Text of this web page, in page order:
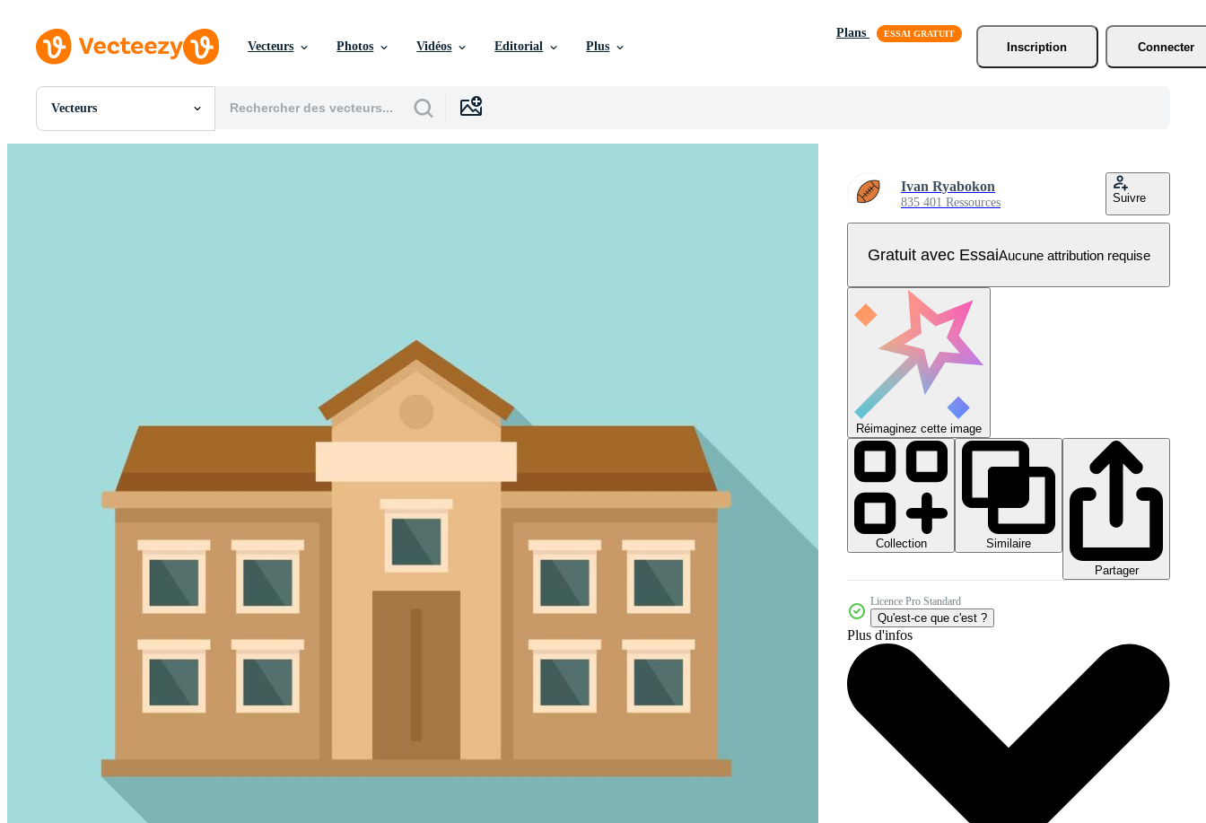
Vecteurs Photos Vidéos Editorial Plus
Plans
Inscription
Connecter
Vecteurs
Toutes Images
Ivan Ryabokon
835 401 Ressources Suivre
Gratuit avec EssaiAucune attribution requise
Réimaginez cette image
Collection
Similaire
Partager
Licence Pro Standard
Qu'est-ce que c'est ?
Plus d'infos